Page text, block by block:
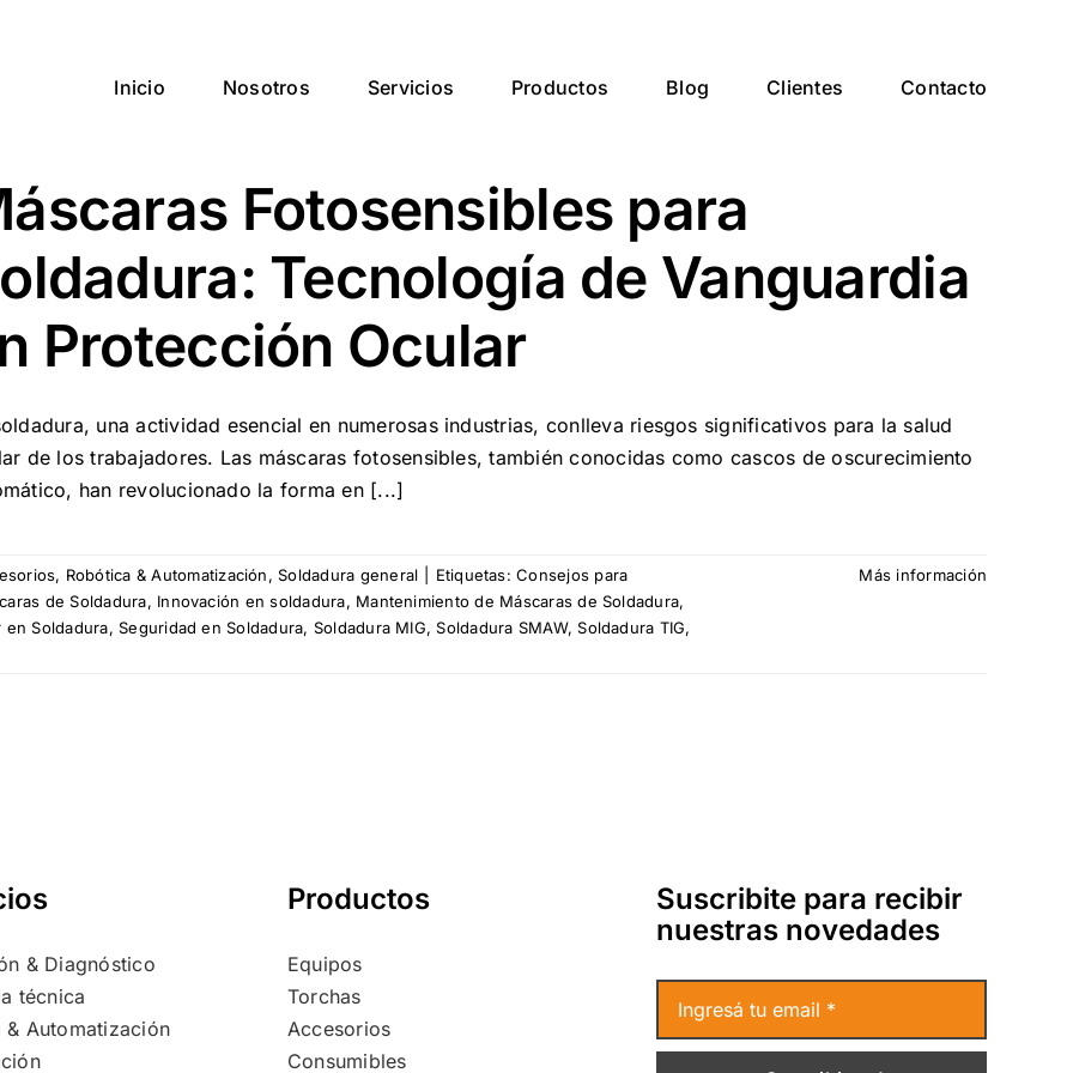
Inicio Nosotros Servicios Productos Blog Clientes Contacto
Fotosensibles para
Tecnología de Vanguardia
Protección Ocular
una actividad esencial en numerosas industrias, conlleva riesgos significativos para la salud
de los trabajadores. Las máscaras fotosensibles, también conocidas como cascos de oscurecimiento
han revolucionado la forma en [...]
, Robótica & Automatización,Soldadura general Etiquetas:Consejos para
de Soldadura, Innovación en soldadura, Mantenimiento de Máscaras de Soldadura,
en Soldadura,Seguridad en Soldadura, Soldadura MIG,Soldadura SMAW,Soldadura TIG,
Más información
& Diagnóstico
técnica
& Automatización
Productos
Equipos
Torchas
Accesorios
Consumibles
Suscribite para recibir
nuestras novedades